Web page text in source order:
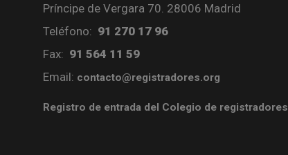
Príncipe de Vergara 70. 28006 Madrid
Teléfono: 91 270 17 96
Fax: 91 564 11 59
Email: contacto@registradores.org
Registro de entrada del Colegio de registradores